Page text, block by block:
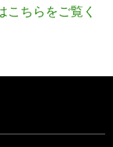
こちらをご覧く